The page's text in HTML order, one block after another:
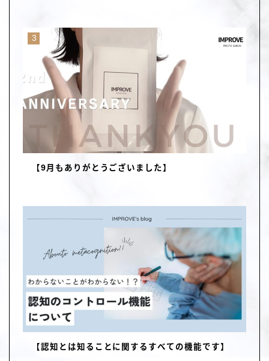
【9月もありがとうございました】
【認知とは知ることに関するすべての機能です】